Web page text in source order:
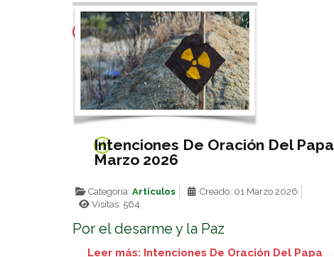
Intenciones De Oración Del Papa
Marzo 2026
Categoría:Artículos
Creado: 01 Marzo 2026
Visitas: 564
Por el desarme y la Paz
Leer más: Intenciones De Oración Del Papa